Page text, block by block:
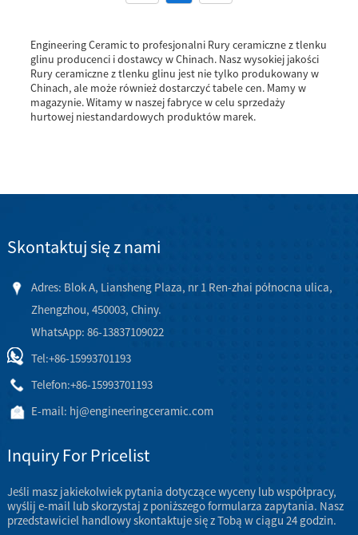
Engineering Ceramic to profesjonalni Rury ceramiczne z tlenku
glinu producenci i dostawcy w Chinach. Nasz wysokiej jakości
Rury ceramiczne z tlenku glinu jest nie tylko produkowany w
Chinach, ale może również dostarczyć tabele cen. Mamy w
magazynie. Witamy w naszej fabryce w celu sprzedaży
hurtowej niestandardowych produktów marek.
Skontaktuj się z nami
Adres: Blok A, Liansheng Plaza, nr 1 Ren-zhai północna ulica,
Zhengzhou, 450003, Chiny.
WhatsApp: 86-13837109022
Tel:+86-15993701193
Telefon:+86-15993701193
E-mail: hj@engineeringceramic.com
Inquiry For Pricelist
Jeśli masz jakiekolwiek pytania dotyczące wyceny lub współpracy,
wyślij e-mail lub skorzystaj z poniższego formularza zapytania. Nasz
przedstawiciel handlowy skontaktuje się z Tobą w ciągu 24 godzin.